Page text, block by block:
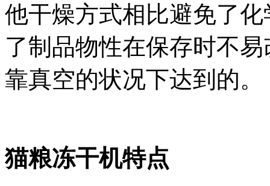
他干燥方式相比避免了
了制品物性在保存时不
靠真空的状况下达到的。
猫粮冻干机特点